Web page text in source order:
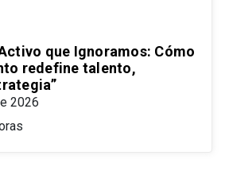
que Ignoramos: Cómo
redefine talento,
2026